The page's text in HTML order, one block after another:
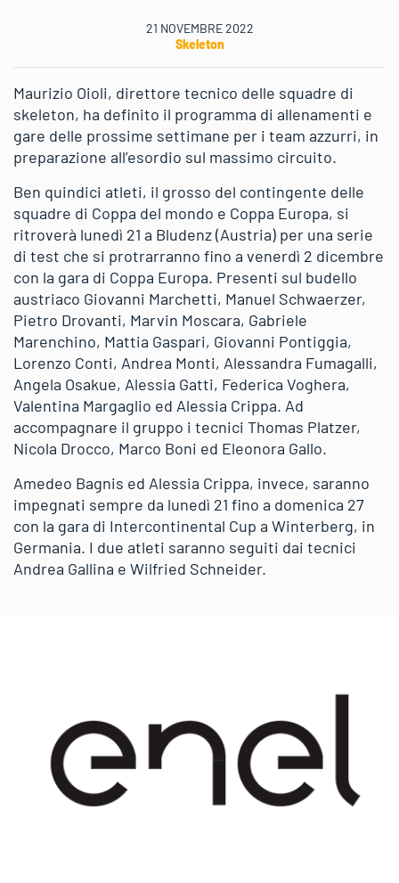
21 NOVEMBRE 2022
Skeleton
Maurizio Oioli, direttore tecnico delle squadre di
skeleton, ha definito il programma di allenamenti e
gare delle prossime settimane per i team azzurri, in
preparazione all’esordio sul massimo circuito.
Ben quindici atleti, il grosso del contingente delle
squadre di Coppa del mondo e Coppa Europa, si
ritroverà lunedì 21 a Bludenz (Austria) per una serie
di test che si protrarranno fino a venerdì 2 dicembre
con la gara di Coppa Europa. Presenti sul budello
austriaco Giovanni Marchetti, Manuel Schwaerzer,
Pietro Drovanti, Marvin Moscara, Gabriele
Marenchino, Mattia Gaspari, Giovanni Pontiggia,
Lorenzo Conti, Andrea Monti, Alessandra Fumagalli,
Angela Osakue, Alessia Gatti, Federica Voghera,
Valentina Margaglio ed Alessia Crippa. Ad
accompagnare il gruppo i tecnici Thomas Platzer,
Nicola Drocco, Marco Boni ed Eleonora Gallo.
Amedeo Bagnis ed Alessia Crippa, invece, saranno
impegnati sempre da lunedì 21 fino a domenica 27
con la gara di Intercontinental Cup a Winterberg, in
Germania. I due atleti saranno seguiti dai tecnici
Andrea Gallina e Wilfried Schneider.